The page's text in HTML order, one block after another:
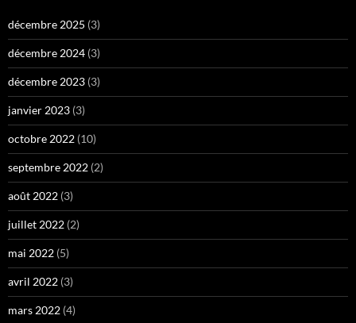
décembre 2025 (3)
décembre 2024 (3)
décembre 2023 (3)
janvier 2023 (3)
octobre 2022 (10)
septembre 2022 (2)
août 2022 (3)
juillet 2022 (2)
mai 2022 (5)
avril 2022 (3)
mars 2022 (4)